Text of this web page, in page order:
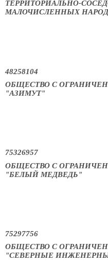
ТЕРРИТОРИАЛЬНО-
МАЛОЧИСЛЕННЫХ
48258104
ОБЩЕСТВО С
"АЗИМУТ"
75326957
ОБЩЕСТВО С
"БЕЛЫЙ МЕДВЕДЬ"
75297756
ОБЩЕСТВО С
"СЕВЕРНЫЕ